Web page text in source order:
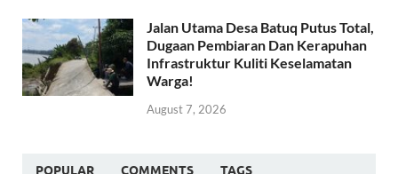
Jalan Utama Desa Batuq Putus Total,
Dugaan Pembiaran Dan Kerapuhan
Infrastruktur Kuliti Keselamatan
Warga!
August 7, 2026
POPULAR COMMENTS TAGS